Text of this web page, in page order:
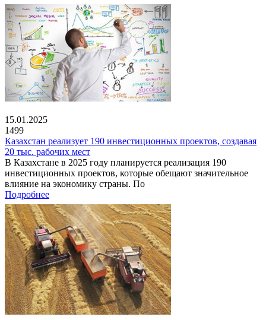
15.01.2025
1499
Казахстан реализует 190 инвестиционных проектов, создавая
20 тыс. рабочих мест
В Казахстане в 2025 году планируется реализация 190
инвестиционных проектов, которые обещают значительное
влияние на экономику страны. По
Подробнее